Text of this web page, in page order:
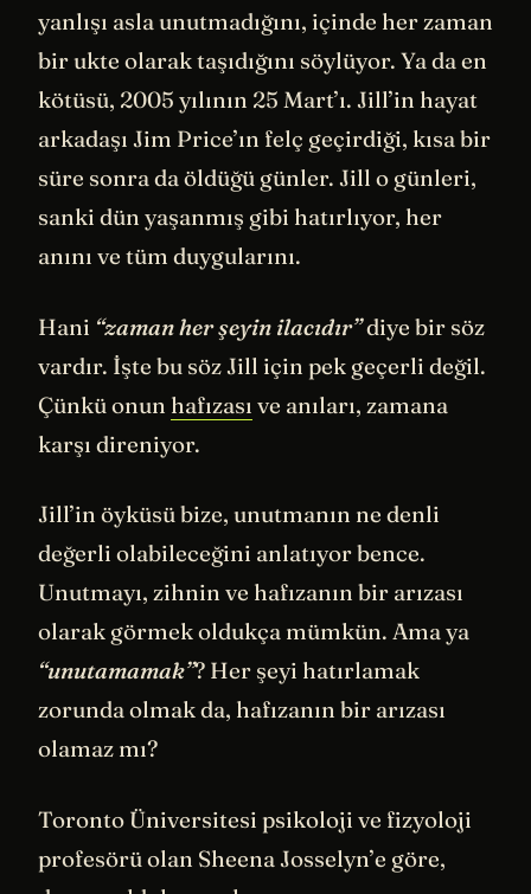
yanlışı asla unutmadığını, içinde her zaman
bir ukte olarak taşıdığını söylüyor. Ya da en
kötüsü, 2005 yılının 25 Mart’ı. Jill’in hayat
arkadaşı Jim Price’ın felç geçirdiği, kısa bir
süre sonra da öldüğü günler. Jill o günleri,
sanki dün yaşanmış gibi hatırlıyor, her
anını ve tüm duygularını.
Hani “zaman her şeyin ilacıdır”diye bir söz
vardır. İşte bu söz Jill için pek geçerli değil.
Çünkü onun hafızası ve anıları, zamana
karşı direniyor.
Jill’in öyküsü bize, unutmanın ne denli
değerli olabileceğini anlatıyor bence.
Unutmayı, zihnin ve hafızanın bir arızası
olarak görmek oldukça mümkün. Ama ya
“unutamamak”? Her şeyi hatırlamak
zorunda olmak da, hafızanın bir arızası
olamaz mı?
Toronto Üniversitesi psikoloji ve fizyoloji
profesörü olan Sheena Josselyn’e göre,